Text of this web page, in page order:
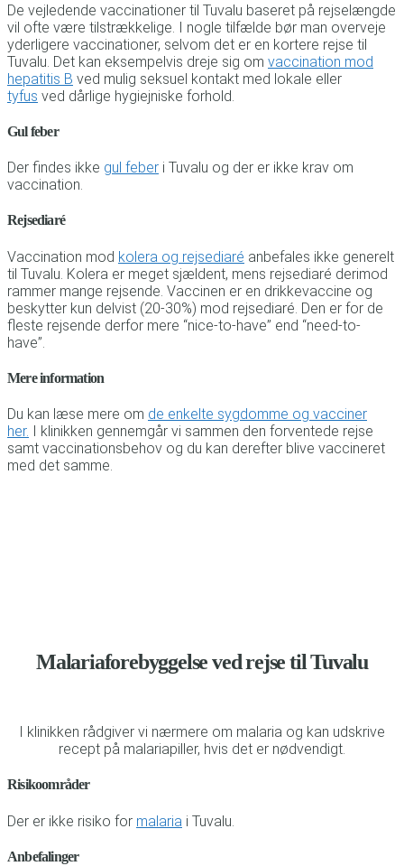
De vejledende vaccinationer til Tuvalu baseret på rejselængde
vil ofte være tilstrækkelige. I nogle tilfælde bør man overveje
yderligere vaccinationer, selvom det er en kortere rejse til
Tuvalu. Det kan eksempelvis dreje sig om vaccination mod
hepatitis B ved mulig seksuel kontakt med lokale eller
tyfus ved dårlige hygiejniske forhold.
Gul feber
Der findes ikke gul feber i Tuvalu og der er ikke krav om
vaccination.
Rejsediaré
Vaccination mod kolera og rejsediaré anbefales ikke generelt
til Tuvalu. Kolera er meget sjældent, mens rejsediaré derimod
rammer mange rejsende. Vaccinen er en drikkevaccine og
beskytter kun delvist (20-30%) mod rejsediaré. Den er for de
fleste rejsende derfor mere “nice-to-have” end “need-to-
have”.
Mere information
Du kan læse mere om de enkelte sygdomme og vacciner
her. I klinikken gennemgår vi sammen den forventede rejse
samt vaccinationsbehov og du kan derefter blive vaccineret
med det samme.
Malariaforebyggelse ved rejse til Tuvalu
I klinikken rådgiver vi nærmere om malaria og kan udskrive
recept på malariapiller, hvis det er nødvendigt.
Risikoområder
Der er ikke risiko for malaria i Tuvalu.
Anbefalinger